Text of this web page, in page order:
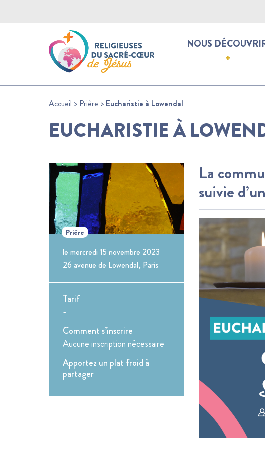
NOUS
Accueil > Prière > Eucharistie à Lowendal
EUCHARISTIE À
Prière
le mercredi 15 novembre 2023
26 avenue de Lowendal, Paris
Tarif
-
Comment s’inscrire
Aucune inscription nécessaire
Apportez un plat froid à
partager
La
suivie